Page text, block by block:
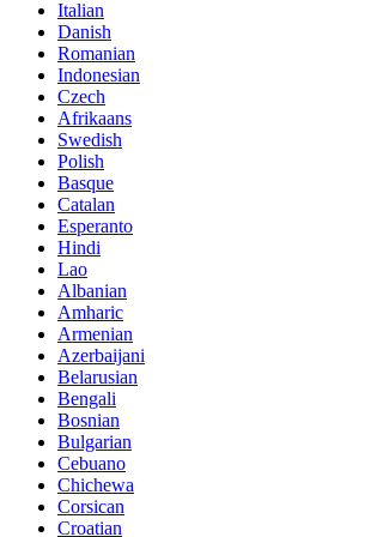
Italian
Danish
Romanian
Indonesian
Czech
Afrikaans
Swedish
Polish
Basque
Catalan
Esperanto
Hindi
Lao
Albanian
Amharic
Armenian
Azerbaijani
Belarusian
Bengali
Bosnian
Bulgarian
Cebuano
Chichewa
Corsican
Croatian